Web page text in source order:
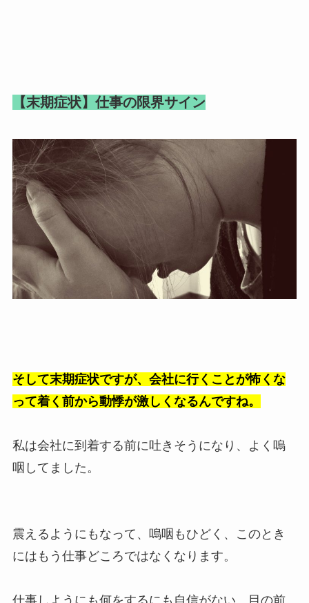
【末期症状】仕事の限界サイン
そして末期症状ですが、会社に行くことが怖くな
って着く前から動悸が激しくなるんですね。
私は会社に到着する前に吐きそうになり、よく嗚
咽してました。
震えるようにもなって、嗚咽もひどく、このとき
にはもう仕事どころではなくなります。